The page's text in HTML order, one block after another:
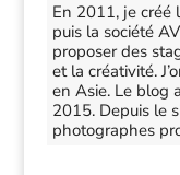
En 2011, je
puis la société
proposer des
et la créativité.
en Asie. Le blog
2015. Depuis le
photographes